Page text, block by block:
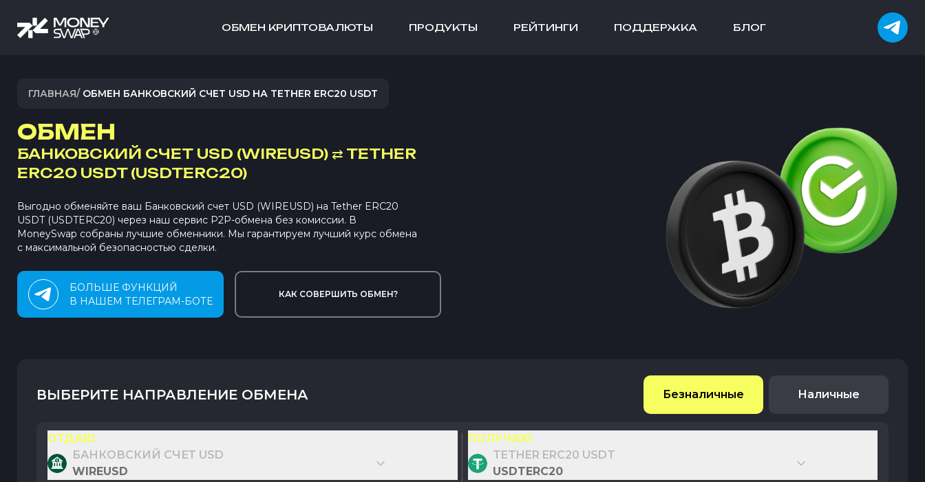
ОБМЕН КРИПТОВАЛЮТЫ ПРОДУКТЫ РЕЙТИНГИ ПОДДЕРЖКА БЛОГ
ГЛАВНАЯ/ ОБМЕН БАНКОВСКИЙ СЧЕТ USD НА TETHER ERC20 USDT
ОБМЕН
БАНКОВСКИЙ СЧЕТ USD (WIREUSD) ⇄ TETHER
ERC20 USDT (USDTERC20)
Выгодно обменяйте ваш Банковский счет USD (WIREUSD) на Tether ERC20
USDT (USDTERC20) через наш сервис P2P-обмена без комиссии. В
MoneySwap собраны лучшие обменники. Мы гарантируем лучший курс обмена
с максимальной безопасностью сделки.
БОЛЬШЕ ФУНКЦИЙ
В НАШЕМ ТЕЛЕГРАМ-БОТЕ
КАК СОВЕРШИТЬ ОБМЕН?
ВЫБЕРИТЕ НАПРАВЛЕНИЕ ОБМЕНА Безналичные Наличные
ОТДАЮ
БАНКОВСКИЙ СЧЕТ USD
WIREUSD
ПОЛУЧАЮ
TETHER ERC20 USDT
USDTERC20